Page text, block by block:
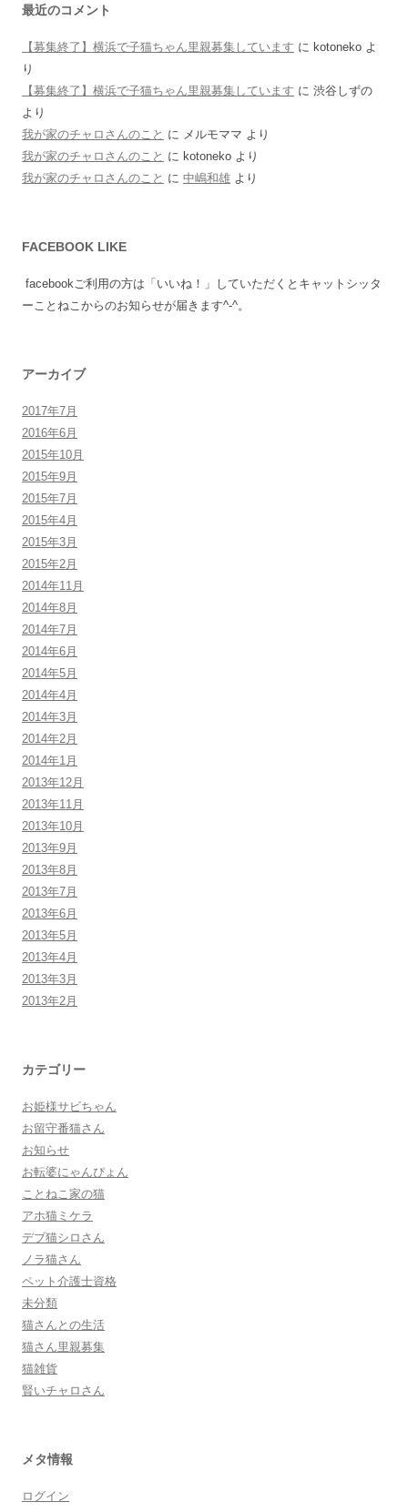
最近のコメント
【募集終了】横浜で子猫ちゃん里親募集しています に kotoneko よ
り
【募集終了】横浜で子猫ちゃん里親募集しています に 渋谷しずの
より
我が家のチャロさんのこと に メルモママ より
我が家のチャロさんのこと に kotoneko より
我が家のチャロさんのこと に 中嶋和雄 より
FACEBOOK LIKE
facebookご利用の方は「いいね！」していただくとキャットシッタ
ーことねこからのお知らせが届きます^-^。
アーカイブ
2017年7月
2016年6月
2015年10月
2015年9月
2015年7月
2015年4月
2015年3月
2015年2月
2014年11月
2014年8月
2014年7月
2014年6月
2014年5月
2014年4月
2014年3月
2014年2月
2014年1月
2013年12月
2013年11月
2013年10月
2013年9月
2013年8月
2013年7月
2013年6月
2013年5月
2013年4月
2013年3月
2013年2月
カテゴリー
お姫様サビちゃん
お留守番猫さん
お知らせ
お転婆にゃんぴょん
ことねこ家の猫
アホ猫ミケラ
デブ猫シロさん
ノラ猫さん
ペット介護士資格
未分類
猫さんとの生活
猫さん里親募集
猫雑貨
賢いチャロさん
メタ情報
ログイン